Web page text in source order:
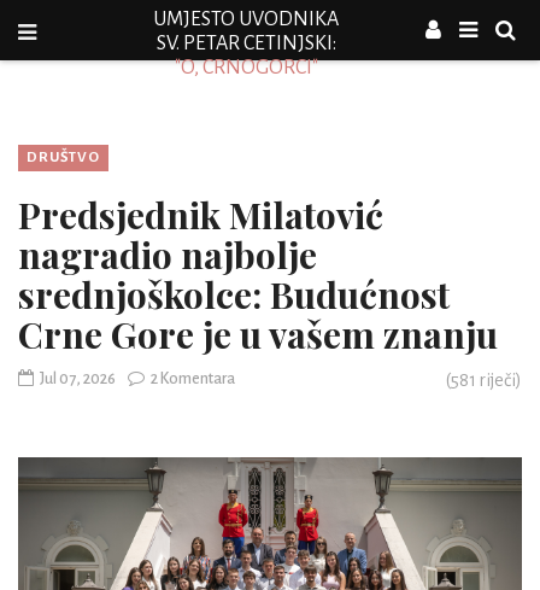
UMJESTO UVODNIKA
SV. PETAR CETINJSKI:
"O, CRNOGORCI"
DRUŠTVO
Predsjednik Milatović
nagradio najbolje
srednjoškolce: Budućnost
Crne Gore je u vašem znanju
Jul 07, 2026 2 Komentara (581 riječi)